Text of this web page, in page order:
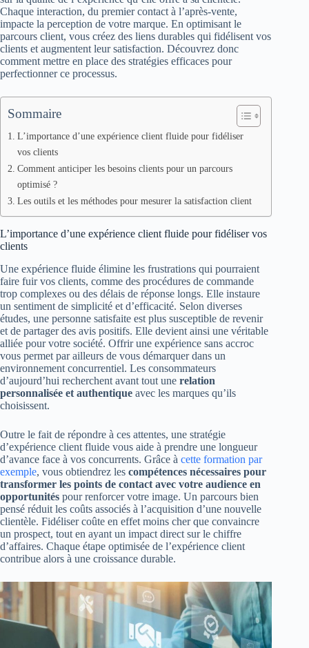
Chaque interaction, du premier contact à l’après-vente,
impacte la perception de votre marque. En optimisant le
parcours client, vous créez des liens durables qui fidélisent vos
clients et augmentent leur satisfaction. Découvrez donc
comment mettre en place des stratégies efficaces pour
perfectionner ce processus.
Sommaire
L’importance d’une expérience client fluide pour fidéliser
vos clients
Comment anticiper les besoins clients pour un parcours
optimisé ?
Les outils et les méthodes pour mesurer la satisfaction client
L’importance d’une expérience client fluide pour fidéliser vos
clients
Une expérience fluide élimine les frustrations qui pourraient
faire fuir vos clients, comme des procédures de commande
trop complexes ou des délais de réponse longs. Elle instaure
un sentiment de simplicité et d’efficacité. Selon diverses
études, une personne satisfaite est plus susceptible de revenir
et de partager des avis positifs. Elle devient ainsi une véritable
alliée pour votre société. Offrir une expérience sans accroc
vous permet par ailleurs de vous démarquer dans un
environnement concurrentiel. Les consommateurs
d’aujourd’hui recherchent avant tout une relation
personnalisée et authentique avec les marques qu’ils
choisissent.
Outre le fait de répondre à ces attentes, une stratégie
d’expérience client fluide vous aide à prendre une longueur
d’avance face à vos concurrents. Grâce à cette formation par
exemple, vous obtiendrez les compétences nécessaires pour
transformer les points de contact avec votre audience en
opportunités pour renforcer votre image. Un parcours bien
pensé réduit les coûts associés à l’acquisition d’une nouvelle
clientèle. Fidéliser coûte en effet moins cher que convaincre
un prospect, tout en ayant un impact direct sur le chiffre
d’affaires. Chaque étape optimisée de l’expérience client
contribue alors à une croissance durable.